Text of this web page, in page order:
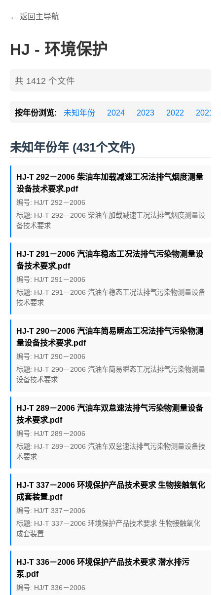
← 返回主导航
HJ - 环境保护
共 1412 个文件
按年份浏览: 未知年份 2024 2023 2022 2021
未知年份年 (431个文件)
HJ-T 292－2006 柴油车加载减速工况法排气烟度测量
设备技术要求.pdf
编号: HJ/T 292－2006
标题: HJ-T 292－2006 柴油车加载减速工况法排气烟度测量设
备技术要求
HJ-T 291－2006 汽油车稳态工况法排气污染物测量设
备技术要求.pdf
编号: HJ/T 291－2006
标题: HJ-T 291－2006 汽油车稳态工况法排气污染物测量设备
技术要求
HJ-T 290－2006 汽油车简易瞬态工况法排气污染物测
量设备技术要求.pdf
编号: HJ/T 290－2006
标题: HJ-T 290－2006 汽油车简易瞬态工况法排气污染物测量
设备技术要求
HJ-T 289－2006 汽油车双怠速法排气污染物测量设备
技术要求.pdf
编号: HJ/T 289－2006
标题: HJ-T 289－2006 汽油车双怠速法排气污染物测量设备技
术要求
HJ-T 337－2006 环境保护产品技术要求 生物接触氧化
成套装置.pdf
编号: HJ/T 337－2006
标题: HJ-T 337－2006 环境保护产品技术要求 生物接触氧化
成套装置
HJ-T 336－2006 环境保护产品技术要求 潜水排污
泵.pdf
编号: HJ/T 336－2006